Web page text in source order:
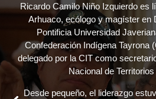
Ricardo Camilo Niño Izquierdo es
Arhuaco, ecólogo y magíster en
Pontificia Universidad
Confederación Indígena Tayrona
delegado por la CIT como
Nacional de
Desde pequeño, el liderazgo